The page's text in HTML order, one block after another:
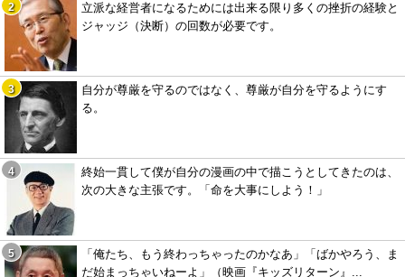
立派な経営者になるためには出来る限り多くの挫折の経験と
ジャッジ（決断）の回数が必要です。
自分が尊厳を守るのではなく、尊厳が自分を守るようにす
る。
終始一貫して僕が自分の漫画の中で描こうとしてきたのは、
次の大きな主張です。「命を大事にしよう！」
「俺たち、もう終わっちゃったのかなあ」「ばかやろう、ま
だ始まっちゃいねーよ」（映画『キッズリターン』...